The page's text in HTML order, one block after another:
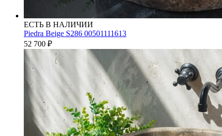
ЕСТЬ В НАЛИЧИИ
Piedra Beige S286 00501111613
52 700 ₽